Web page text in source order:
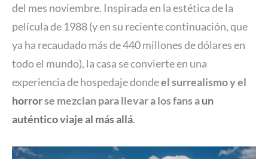
del mes noviembre. Inspirada en la estética de la
película de 1988 (y en su reciente continuación, que
ya ha recaudado más de 440 millones de dólares en
todo el mundo), la casa se convierte en una
experiencia de hospedaje dondeel surrealismo y el
horrorse mezclan para llevar a los fans aun
auténtico viaje al más allá.